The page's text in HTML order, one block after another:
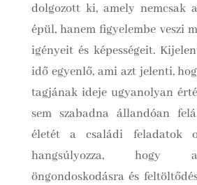
dolgozott ki, amely nemcsak
épül, hanem figyelembe veszi
igényeit és képességeit.
idő egyenlő, amiazt jelenti,
tagjának ideje ugyanolyan
sem szabadna állandóan
életét a családi feladatok
hangsúlyozza, hogy
öngondoskodásra és